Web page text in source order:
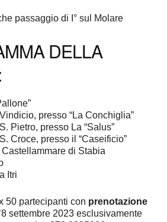
passaggio di I° sul Molare
DELLA
presso “La Conchiglia”
Pietro, presso La “Salus”
Croce, presso il “Caseificio”
di Stabia
Itri
50 partecipanti con prenotazione
settembre 2023 esclusivamente